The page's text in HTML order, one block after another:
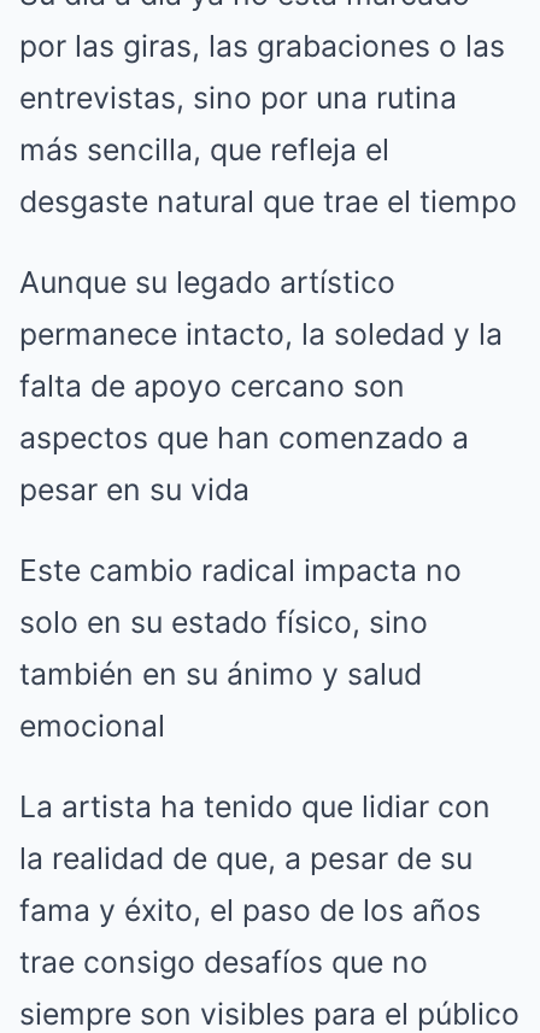
por las giras, las grabaciones o las
entrevistas, sino por una rutina
más sencilla, que refleja el
desgaste natural que trae el tiempo
Aunque su legado artístico
permanece intacto, la soledad y la
falta de apoyo cercano son
aspectos que han comenzado a
pesar en su vida
Este cambio radical impacta no
solo en su estado físico, sino
también en su ánimo y salud
emocional
La artista ha tenido que lidiar con
la realidad de que, a pesar de su
fama y éxito, el paso de los años
trae consigo desafíos que no
siempre son visibles para el público